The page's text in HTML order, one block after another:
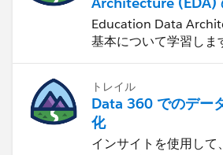
理
Education Data
基本について学習しま
トレイル
Data 360 でのデー
化
インサイトを使用して